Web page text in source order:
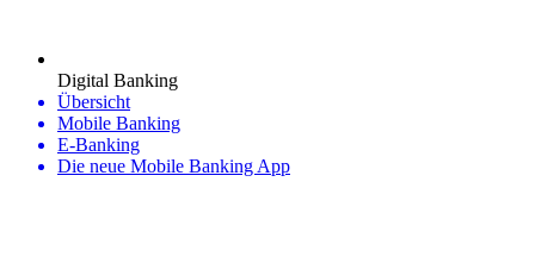
Digital Banking
Übersicht
Mobile Banking
E-Banking
Die neue Mobile Banking App